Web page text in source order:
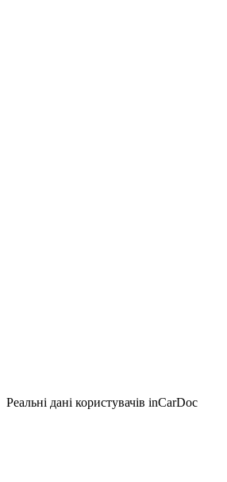
Реальні дані користувачів inCarDoc